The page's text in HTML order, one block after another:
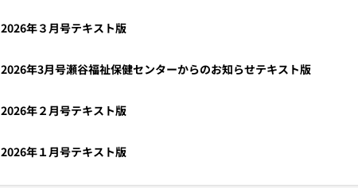
2026年３月号テキスト版
2026年3月号瀬谷福祉保健センターからのお知らせテキスト版
2026年２月号テキスト版
2026年１月号テキスト版